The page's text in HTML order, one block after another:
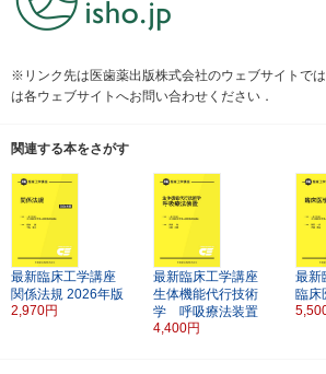
※リンク先は医歯薬出版株式会社のウェブサイトで
は各ウェブサイトへお問い合わせください．
関連する本をさがす
最新臨床工学講座
関係法規 2026年版
2,970円
最新臨床工学講座
生体機能代行技術
学 呼吸療法装置
4,400円
最新
臨床